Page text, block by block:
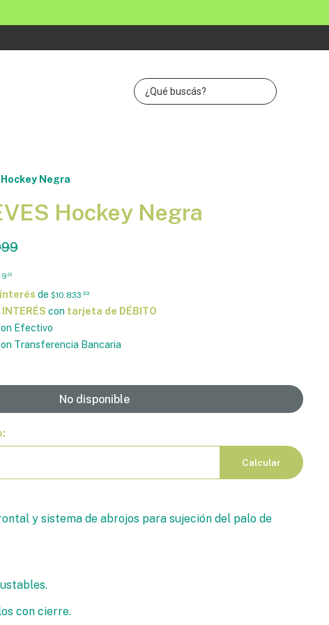
Negra
Hockey Negra
01
de $10.833 33
con tarjeta de DÉBITO
Efectivo
Transferencia Bancaria
No disponible
Calcular
y sistema de abrojos para sujeción del palo de
con cierre.